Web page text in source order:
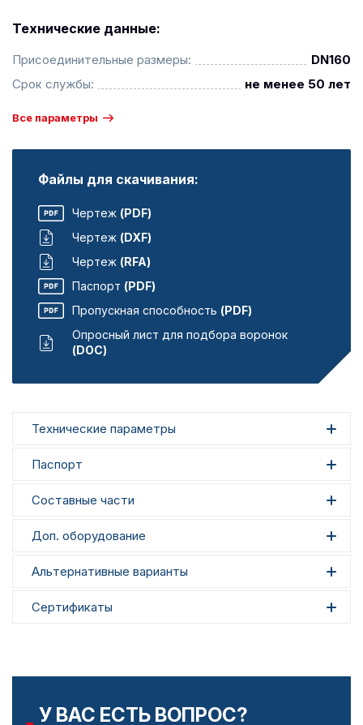
Технические данные:
Присоединительные размеры:
DN160
Срок службы:
не менее 50 лет
Все параметры
Файлы для скачивания:
Чертеж (PDF)
Чертеж (DXF)
Чертеж (RFA)
Паспорт (PDF)
Пропускная способность (PDF)
Опросный лист для подбора воронок
(DOC)
Технические параметры
Паспорт
Составные части
Доп. оборудование
Альтернативные варианты
Сертификаты
У ВАС ЕСТЬ ВОПРОС?